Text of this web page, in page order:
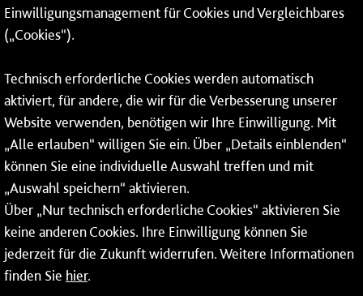
Rheinallee 41
55118 Mainz
Tel.:06131 - 12 90 90
Fax: 06131 - 12 9 90 90
So erreichen Sie uns
Montag bis Donnerstag: 08:00–17:00 Uhr
Freitag: 08:00–15:00 Uhr
Einwilligungsmanagement für Cookies und Vergleichbares
(„Cookies“).
Technisch erforderliche Cookies werden automatisch
aktiviert, für andere, die wir für die Verbesserung unserer
Website verwenden, benötigen wir Ihre Einwilligung. Mit
„Alle erlauben“ willigen Sie ein. Über „Details einblenden“
können Sie eine individuelle Auswahl treffen und mit
„Auswahl speichern“ aktivieren.
Über „Nur technisch erforderliche Cookies“ aktivieren Sie
keine anderen Cookies. Ihre Einwilligung können Sie
jederzeit für die Zukunft widerrufen. Weitere Informationen
finden Sie hier.